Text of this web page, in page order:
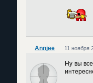
Annjee 11 ноября
Ну вы